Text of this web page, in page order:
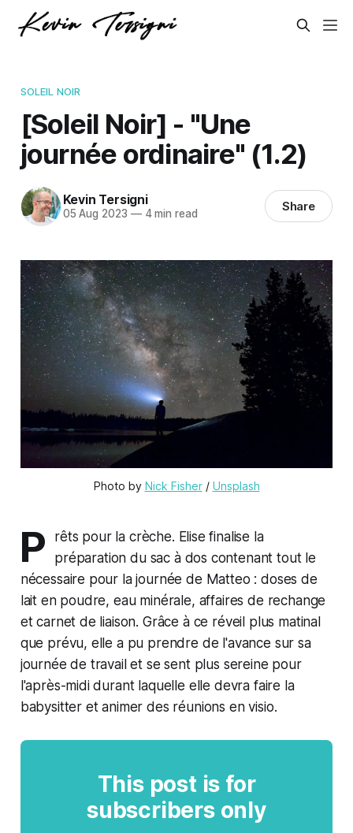
SOLEIL NOIR
[Soleil Noir] - "Une
journée ordinaire" (1.2)
Kevin Tersigni
05 Aug 2023 —4 min read Share
Photo by Nick Fisher / Unsplash
P
rêts pour la crèche. Elise finalise la
préparation du sac à dos contenant tout le
nécessaire pour la journée de Matteo : doses de
lait en poudre, eau minérale, affaires de rechange
et carnet de liaison. Grâce à ce réveil plus matinal
que prévu, elle a pu prendre de l'avance sur sa
journée de travail et se sent plus sereine pour
l'après-midi durant laquelle elle devra faire la
babysitter et animer des réunions en visio.
This post is for
subscribers only